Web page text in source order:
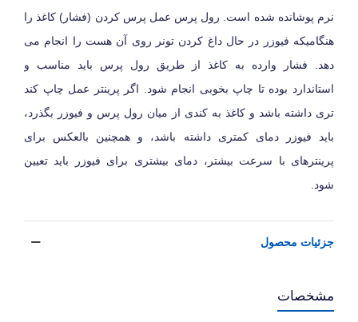
نرم پوشانده شده است. رول پرس عمل پرس کردن (فشار) کاغذ را
هنگامیکه فیوزر در حال داغ کردن تونر روی آن هست را انجام می
دهد. فشار وارده به کاغذ از طریق رول پرس باید مناسب و
استاندارد بوده تا چاپ بخوبی انجام شود. اگر پرینتر عمل چاپ کند
تری داشته باشد و کاغذ به کندی از میان رول پرس و فیوزر بگذرد،
باید فیوزر دمای کمتری داشته باشد، و همچنین بالعکس برای
پرینترهای با سرعت بیشتر، دمای بیشتری برای فیوزر باید تعیین
شود.
جزئیات محصول
مشخصات